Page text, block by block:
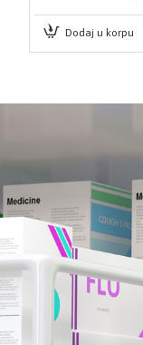
Dodaj u korpu